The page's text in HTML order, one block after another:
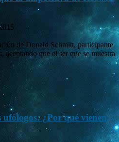
de Donald Schmitt, participante
aceptando que el ser que se muestra
¿Por qué vienen